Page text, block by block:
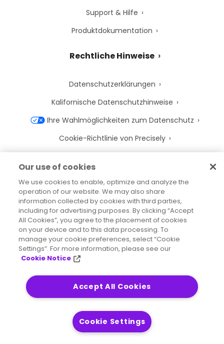
Support & Hilfe
Produktdokumentation
Rechtliche Hinweise
Datenschutzerklärungen
Kalifornische Datenschutzhinweise
Ihre Wahlmöglichkeiten zum Datenschutz
Cookie-Richtlinie von Precisely
Marken
Juristische Entitäten
Rechtliche Vereinbarungen
Impressum
2026 © Precisely
Our use of cookies
We use cookies to enable, optimize and analyze the
operation of our website. We may also share
information collected by cookies with third parties,
including for advertising purposes. By clicking “Accept
All Cookies”, you agree to the placement of cookies
on your device and to this data processing. To
manage your cookie preferences, select “Cookie
Settings”. For more information, please see our
Cookie Notice
Accept All Cookies
Cookie Settings